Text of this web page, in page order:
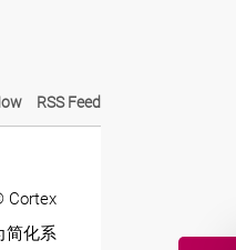
RSS Feed
Cortex
简化系